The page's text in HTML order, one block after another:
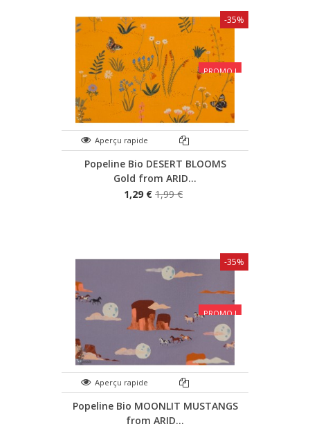
PROMO !
Aperçu rapide
Popeline Bio DESERT BLOOMS
Gold from ARID...
1,29 € 1,99 €
-35%
PROMO !
Aperçu rapide
Popeline Bio MOONLIT MUSTANGS
from ARID...
-35%